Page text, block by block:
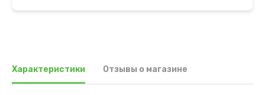
Характеристики Отзывы о магазине